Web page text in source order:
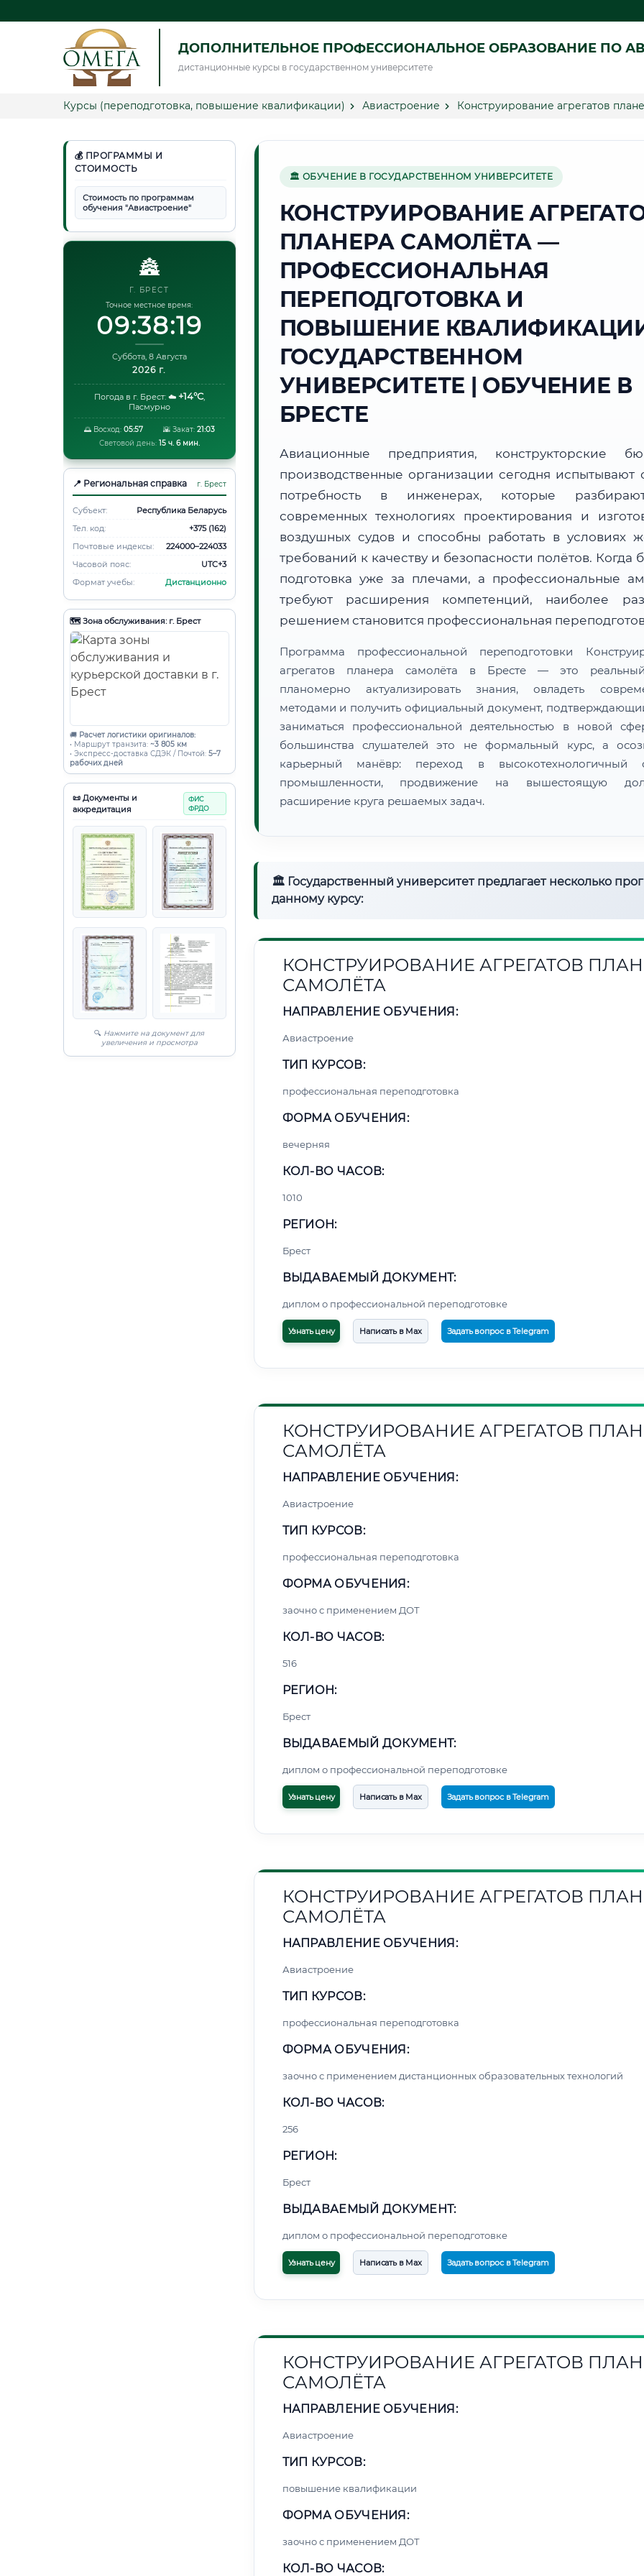
ДОПОЛНИТЕЛЬНОЕ ПРОФЕССИОНАЛЬНОЕ ОБРАЗОВАНИЕ ПО
дистанционные курсы в государственном университете
Курсы (переподготовка, повышение квалификации) Авиастроение Конструирование агрегатов
💰 ПРОГРАММЫ И
СТОИМОСТЬ
Стоимость по программам
обучения "Авиастроение"
🏯
Г. БРЕСТ
Точное местное время:
09:38:20
Суббота, 8 Августа
2026 г.
Погода в г. Брест: ☁️ +14°C,
Пасмурно
🌅 Восход: 05:57 🌇 Закат: 21:03
Световой день: 15 ч. 6 мин.
📍 Региональная справка г. Брест
Субъект:
Республика Беларусь
Тел. код:
+375 (162)
Почтовые индексы:
224000–224033
Часовой пояс:
UTC+3
Формат учебы:
Дистанционно
🗺️ Зона обслуживания: г. Брест
🚚 Расчет логистики оригиналов:
• Маршрут транзита: ~3 805 км
• Экспресс-доставка СДЭК / Почтой: 5–7
рабочих дней
📜 Документы и
аккредитация
ФИС
ФРДО
🔍 Нажмите на документ для
увеличения и просмотра
🏛 ОБУЧЕНИЕ В ГОСУДАРСТВЕННОМ УНИВЕРСИТЕТЕ
КОНСТРУИРОВАНИЕ
ПЛАНЕРА САМОЛЁТА —
ПРОФЕССИОНАЛЬНАЯ
ПЕРЕПОДГОТОВКА И
ПОВЫШЕНИЕ
ГОСУДАРСТВЕННОМ
УНИВЕРСИТЕТЕ | ОБУЧЕНИЕ В
БРЕСТЕ
Авиационные предприятия, конструкторские
производственные организации сегодня испытывают
потребность в инженерах, которые
современных технологиях проектирования и
воздушных судов и способны работать в условиях
требований к качеству и безопасности полётов. Когда
подготовка уже за плечами, а профессиональные
требуют расширения компетенций, наиболее
решением становится профессиональная
Программа профессиональной переподготовки
агрегатов планера самолёта в Бресте — это
планомерно актуализировать знания, овладеть
методами и получить официальный документ,
заниматься профессиональной деятельностью в новой
большинства слушателей это не формальный курс, а
карьерный манёвр: переход в высокотехнологичный
промышленности, продвижение на вышестоящую
расширение круга решаемых задач.
🏛 Государственный университет предлагает несколько
данному курсу:
КОНСТРУИРОВАНИЕ АГРЕГАТОВ
САМОЛЁТА
НАПРАВЛЕНИЕ ОБУЧЕНИЯ:
Авиастроение
ТИП КУРСОВ:
профессиональная переподготовка
ФОРМА ОБУЧЕНИЯ:
вечерняя
КОЛ-ВО ЧАСОВ:
1010
РЕГИОН:
Брест
ВЫДАВАЕМЫЙ ДОКУМЕНТ:
диплом о профессиональной переподготовке
Узнать цену Написать в Max Задать вопрос в Telegram
КОНСТРУИРОВАНИЕ АГРЕГАТОВ
САМОЛЁТА
НАПРАВЛЕНИЕ ОБУЧЕНИЯ:
Авиастроение
ТИП КУРСОВ:
профессиональная переподготовка
ФОРМА ОБУЧЕНИЯ:
заочно с применением ДОТ
КОЛ-ВО ЧАСОВ:
516
РЕГИОН:
Брест
ВЫДАВАЕМЫЙ ДОКУМЕНТ:
диплом о профессиональной переподготовке
Узнать цену Написать в Max Задать вопрос в Telegram
КОНСТРУИРОВАНИЕ АГРЕГАТОВ
САМОЛЁТА
НАПРАВЛЕНИЕ ОБУЧЕНИЯ:
Авиастроение
ТИП КУРСОВ:
профессиональная переподготовка
ФОРМА ОБУЧЕНИЯ:
заочно с применением дистанционных образовательных технологий
КОЛ-ВО ЧАСОВ:
256
РЕГИОН:
Брест
ВЫДАВАЕМЫЙ ДОКУМЕНТ:
диплом о профессиональной переподготовке
Узнать цену Написать в Max Задать вопрос в Telegram
КОНСТРУИРОВАНИЕ АГРЕГАТОВ
САМОЛЁТА
НАПРАВЛЕНИЕ ОБУЧЕНИЯ:
Авиастроение
ТИП КУРСОВ:
повышение квалификации
ФОРМА ОБУЧЕНИЯ:
заочно с применением ДОТ
КОЛ-ВО ЧАСОВ: